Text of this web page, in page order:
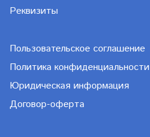
Реквизиты
Пользовательское соглашение
Политика конфиденциальности
Юридическая информация
Договор-оферта